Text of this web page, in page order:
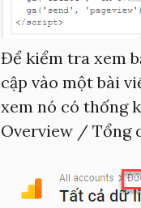
Để kiểm tra xem
cập vào một bài
xem nó có thống
Overview / Tổng